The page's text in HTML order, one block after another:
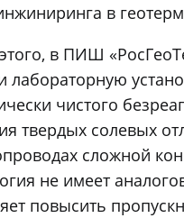
в
в ПИШ
лабораторную
чистого
твердых солевых
сложной
не имеет
повысить